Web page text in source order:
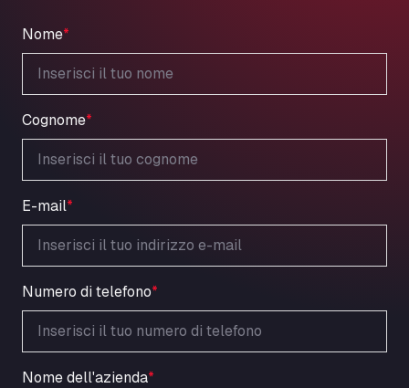
Nome*
Cognome*
E-mail*
Numero di telefono*
Nome dell'azienda*